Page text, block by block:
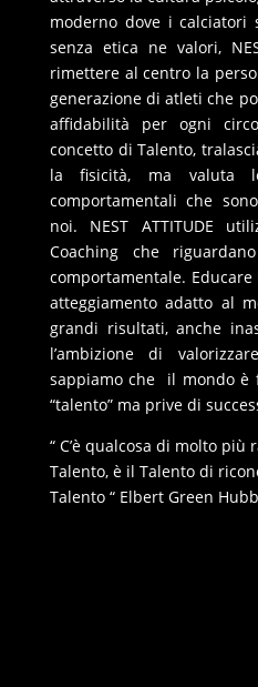
moderno dove i calciatori
senza etica ne valori,
rimettere al centro la
generazione di atleti che
affidabilità per ogni
concetto di Talento,
la fisicità, ma valuta
comportamentali che
noi. NEST ATTITUDE
Coaching che
comportamentale.
atteggiamento adatto al
grandi risultati, anche
l’ambizione di
sappiamo che il mondo è
“talento” ma prive di
“ C’è qualcosa di molto
Talento, è il Talento di
Talento “ Elbert Green